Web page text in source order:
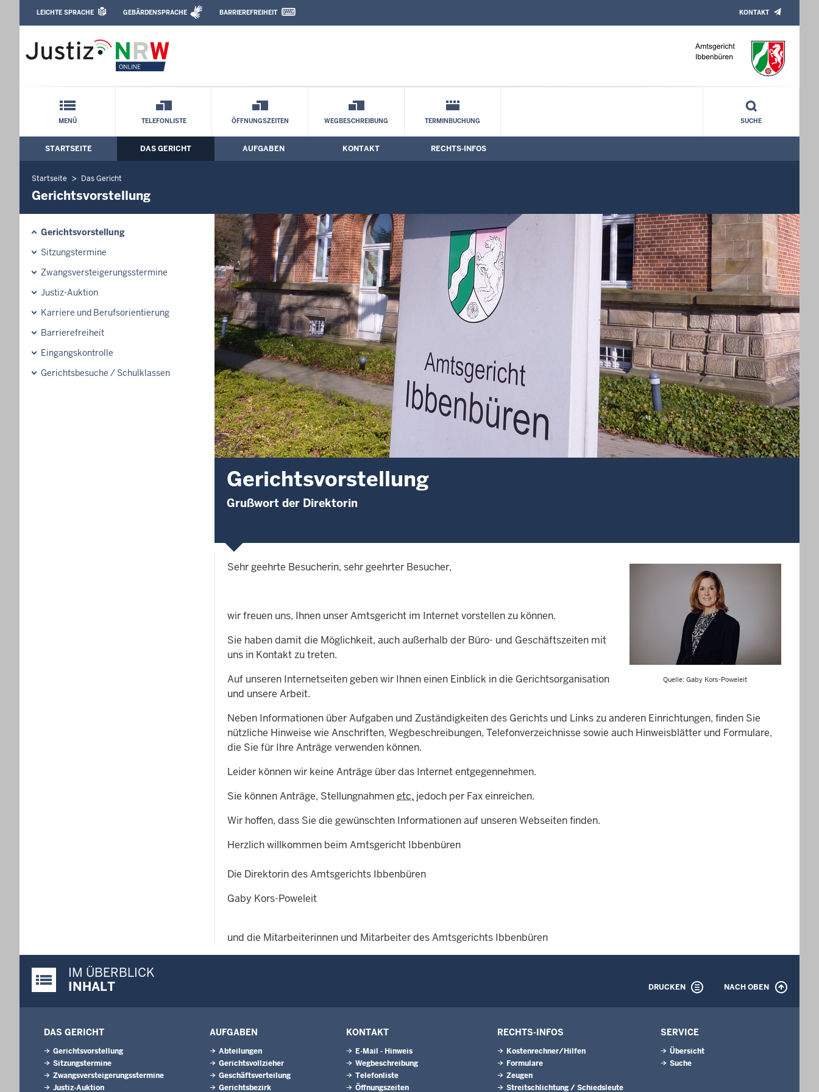
Amtsgericht Ibbenbüren: Gerichtsvorstellung
Leichte Sprache, Gebärdensprachenvideo und Kontaktformular
LEICHTE SPRACHE GEBÄRDENSPRACHE BARRIEREFREIHEIT KONTAKT
Schnellnavigation mit Volltext-Suche
MENÜ TELEFONLISTE ÖFFNUNGSZEITEN WEGBESCHREIBUNG TERMINBUCHUNG SUCHE
Hauptmenü: Hauptnavigation
STARTSEITE DAS GERICHT AUFGABEN KONTAKT RECHTS-INFOS
Startseite Das Gericht
Gerichtsvorstellung
Gerichtsvorstellung
Sitzungstermine
Zwangsversteigerungsstermine
Justiz-Auktion
Karriere und Berufsorientierung
Barrierefreiheit
Eingangskontrolle
Gerichtsbesuche / Schulklassen
Gerichtsvorstellung
Grußwort der Direktorin
Quelle: Gaby Kors-Poweleit
Sehr geehrte Besucherin, sehr geehrter Besucher,
wir freuen uns, Ihnen unser Amtsgericht im Internet vorstellen zu können.
Sie haben damit die Möglichkeit, auch außerhalb der Büro- und Geschäftszeiten mit
uns in Kontakt zu treten.
Auf unseren Internetseiten geben wir Ihnen einen Einblick in die Gerichtsorganisation
und unsere Arbeit.
Neben Informationen über Aufgaben und Zuständigkeiten des Gerichts und Links zu anderen Einrichtungen, finden Sie
nützliche Hinweise wie Anschriften, Wegbeschreibungen, Telefonverzeichnisse sowie auch Hinweisblätter und Formulare,
die Sie für Ihre Anträge verwenden können.
Leider können wir keine Anträge über das Internet entgegennehmen.
Sie können Anträge, Stellungnahmenetc. jedoch per Fax einreichen.
Wir hoffen, dass Sie die gewünschten Informationen auf unseren Webseiten finden.
Herzlich willkommen beim Amtsgericht Ibbenbüren
Die Direktorin des Amtsgerichts Ibbenbüren
Gaby Kors-Poweleit
und die Mitarbeiterinnen und Mitarbeiter des Amtsgerichts Ibbenbüren
Justiz-Portal im Überblick:
IM ÜBERBLICK
INHALT
DRUCKEN NACH OBEN
DAS GERICHT
Gerichtsvorstellung
Sitzungstermine
Zwangsversteigerungsstermine
Justiz-Auktion
AUFGABEN
Abteilungen
Gerichtsvollzieher
Geschäftsverteilung
Gerichtsbezirk
KONTAKT
E-Mail - Hinweis
Wegbeschreibung
Telefonliste
Öffnungszeiten
RECHTS-INFOS
Kostenrechner/Hilfen
Formulare
Zeugen
Streitschlichtung / Schiedsleute
SERVICE
Übersicht
Suche